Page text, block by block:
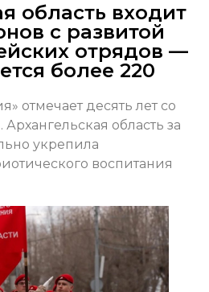
область входит
с развитой
отрядов —
более 220
отмечает десять лет со
область за
укрепила
воспитания